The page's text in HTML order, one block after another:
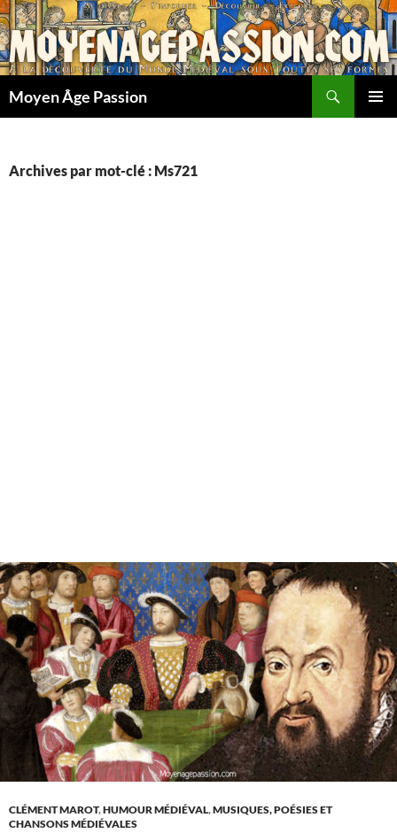
Aller
au
contenu
Moyen Âge Passion
Archives par mot-clé : Ms721
CLÉMENT MAROT,HUMOUR MÉDIÉVAL,MUSIQUES, POÉSIES ET
CHANSONS MÉDIÉVALES